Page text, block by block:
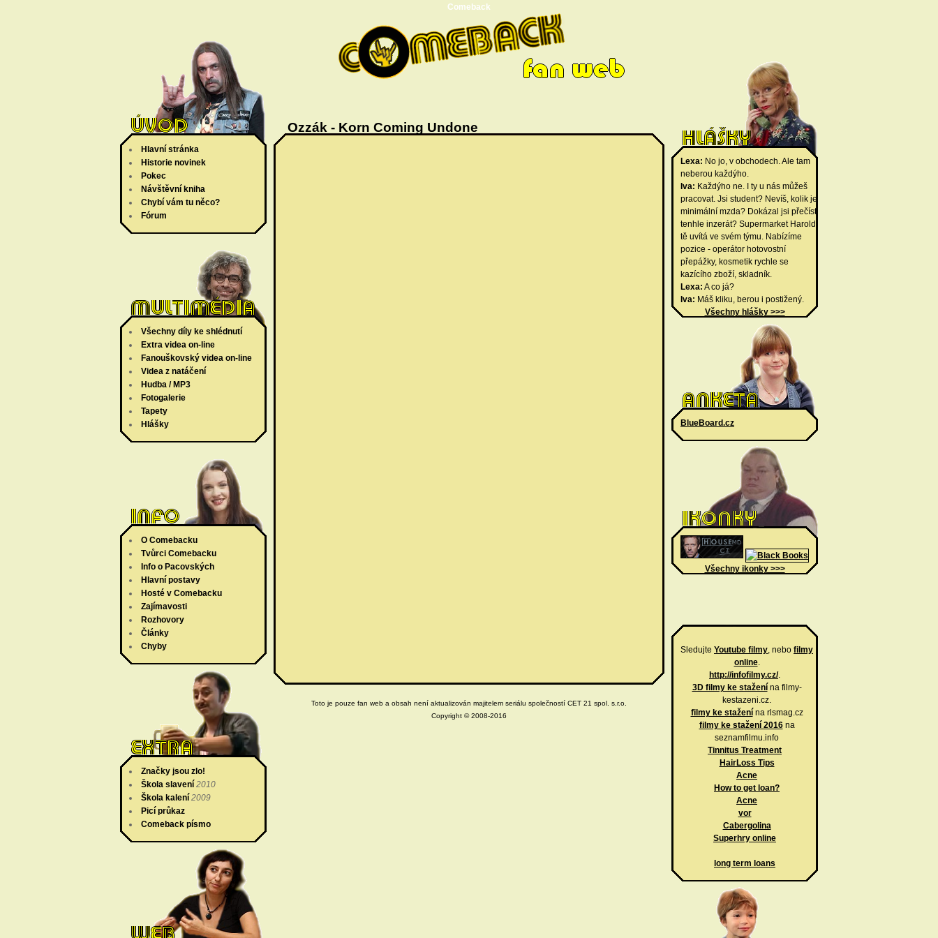
Comeback
Hlavní stránka
Historie novinek
Pokec
Návštěvní kniha
Chybí vám tu něco?
Fórum
Všechny díly ke shlédnutí
Extra videa on-line
Fanouškovský videa on-line
Videa z natáčení
Hudba / MP3
Fotogalerie
Tapety
Hlášky
O Comebacku
Tvůrci Comebacku
Info o Pacovských
Hlavní postavy
Hosté v Comebacku
Zajímavosti
Rozhovory
Články
Chyby
Značky jsou zlo!
Škola slavení 2010
Škola kalení 2009
Picí průkaz
Comeback písmo
Lexa: No jo, v obchodech. Ale tam
neberou každýho.
Iva: Každýho ne. I ty u nás můžeš
pracovat. Jsi student? Nevíš, kolik je
minimální mzda? Dokázal jsi přečíst
tenhle inzerát? Supermarket Harold
tě uvítá ve svém týmu. Nabízíme
pozice - operátor hotovostní
přepážky, kosmetik rychle se
kazícího zboží, skladník.
Lexa: A co já?
Iva: Máš kliku, berou i postižený.
Všechny hlášky >>>
BlueBoard.cz
Všechny ikonky >>>
Sledujte Youtube filmy, nebo filmy
online.
http://infofilmy.cz/.
3D filmy ke staženína filmy-
kestazeni.cz.
filmy ke staženína rlsmag.cz
filmy ke stažení 2016na
seznamfilmu.info
Tinnitus Treatment
HairLoss Tips
Acne
How to get loan?
Acne
vor
Cabergolina
Superhry online
long term loans
Ozzák - Korn Coming Undone
Toto je pouze fan web a obsah není aktualizován majitelem seriálu společností CET 21 spol. s.r.o.
Copyright © 2008-2016